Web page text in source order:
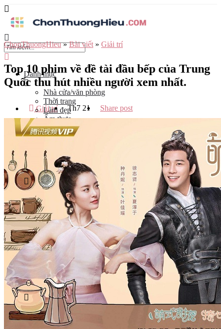
Danh mục
Nhà cửa/văn phòng
Thời trang
Làm đẹp
Ẩm thực
Công nghệ
Đào tạo
Du lịch
Kinh Doanh
Tỉnh
Hà Nội
Tp Hồ Chí Minh
Đà Nẵng
Hải Phòng
Vũng Tàu
Nha Trang
Đà Lạt
Cần Thơ
Quy Nhơn
Thừa Thiên Huế
Khác…
Blog
Sách / Truyện
Lifestyle
Giải trí
ChonThuongHieu»Bài viết » Giải trí
Top 10 phim về đề tài đầu bếp của Trung
Quốc thu hút nhiều người xem nhất.
Giải trí Th7 21 Share post